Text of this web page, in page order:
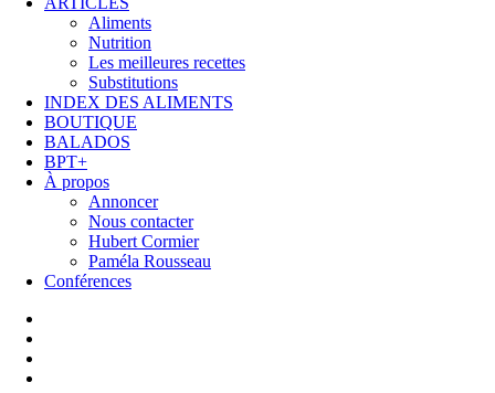
Aliments
Nutrition
Les meilleures recettes
Substitutions
INDEX DES ALIMENTS
BOUTIQUE
BALADOS
BPT+
À propos
Annoncer
Nous contacter
Hubert Cormier
Paméla Rousseau
Conférences